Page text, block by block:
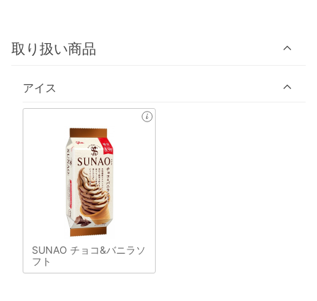
取り扱い商品
アイス
SUNAO チョコ&バニラソ
フト